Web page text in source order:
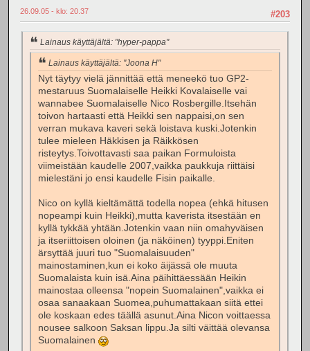
#203
26.09.05 - klo: 20.37
Lainaus käyttäjältä: "hyper-pappa"
Lainaus käyttäjältä: "Joona H"
Nyt täytyy vielä jännittää että meneekö tuo GP2-
mestaruus Suomalaiselle Heikki Kovalaiselle vai
wannabee Suomalaiselle Nico Rosbergille.Itsehän
toivon hartaasti että Heikki sen nappaisi,on sen
verran mukava kaveri sekä loistava kuski.Jotenkin
tulee mieleen Häkkisen ja Räikkösen
risteytys.Toivottavasti saa paikan Formuloista
viimeistään kaudelle 2007,vaikka paukkuja riittäisi
mielestäni jo ensi kaudelle Fisin paikalle.
Nico on kyllä kieltämättä todella nopea (ehkä hitusen
nopeampi kuin Heikki),mutta kaverista itsestään en
kyllä tykkää yhtään.Jotenkin vaan niin omahyväisen
ja itseriittoisen oloinen (ja näköinen) tyyppi.Eniten
ärsyttää juuri tuo "Suomalaisuuden"
mainostaminen,kun ei koko äijässä ole muuta
Suomalaista kuin isä.Aina päihittäessään Heikin
mainostaa olleensa "nopein Suomalainen",vaikka ei
osaa sanaakaan Suomea,puhumattakaan siitä ettei
ole koskaan edes täällä asunut.Aina Nicon voittaessa
nousee salkoon Saksan lippu.Ja silti väittää olevansa
Suomalainen